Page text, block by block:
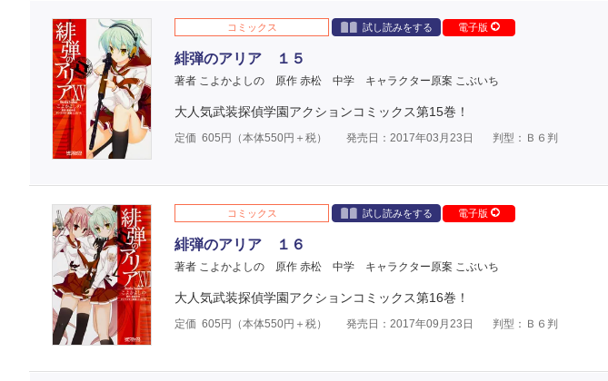
コミックス 試し読みをする 電子版
緋弾のアリア １５
著者 こよかよしの 原作 赤松 中学 キャラクター原案 こぶいち
大人気武装探偵学園アクションコミックス第15巻！
定価 605 円（本体550円＋税） 発売日：2017年03月23日 判型：Ｂ６判
コミックス 試し読みをする 電子版
緋弾のアリア １６
著者 こよかよしの 原作 赤松 中学 キャラクター原案 こぶいち
大人気武装探偵学園アクションコミックス第16巻！
定価 605 円（本体550円＋税） 発売日：2017年09月23日 判型：Ｂ６判